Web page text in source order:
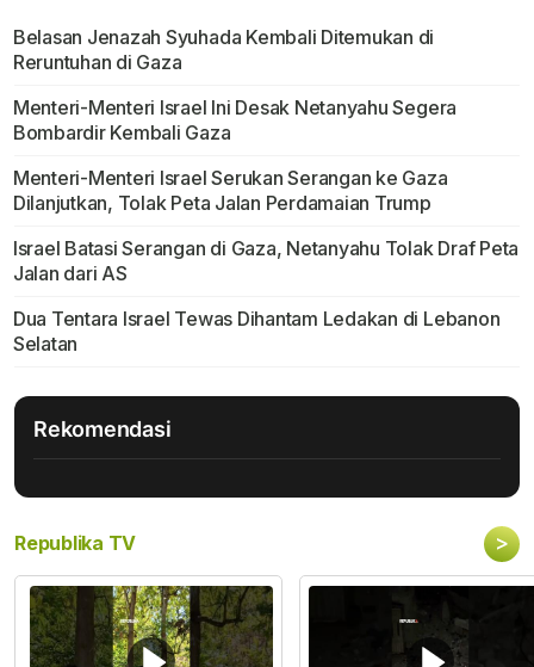
Belasan Jenazah Syuhada Kembali Ditemukan di
Reruntuhan di Gaza
Menteri-Menteri Israel Ini Desak Netanyahu Segera
Bombardir Kembali Gaza
Menteri-Menteri Israel Serukan Serangan ke Gaza
Dilanjutkan, Tolak Peta Jalan Perdamaian Trump
Israel Batasi Serangan di Gaza, Netanyahu Tolak Draf Peta
Jalan dari AS
Dua Tentara Israel Tewas Dihantam Ledakan di Lebanon
Selatan
Rekomendasi
Republika TV >